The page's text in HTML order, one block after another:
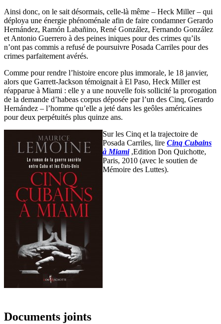
Ainsi donc, on le sait désormais, celle-là même – Heck Miller – qui
déploya une énergie phénoménale afin de faire condamner Gerardo
Hernández, Ramón Labañino, René González, Fernando González
et Antonio Guerrero à des peines iniques pour des crimes qu’ils
n’ont pas commis a refusé de poursuivre Posada Carriles pour des
crimes parfaitement avérés.
Comme pour rendre l’histoire encore plus immorale, le 18 janvier,
alors que Garrett-Jackson témoignait à El Paso, Heck Miller est
réapparue à Miami : elle y a une nouvelle fois sollicité la prorogation
de la demande d’habeas corpus déposée par l’un des Cinq, Gerardo
Hernández – l’homme qu’elle a jeté dans les geôles américaines
pour deux perpétuités plus quinze ans.
Sur les Cinq et la trajectoire de
Posada Carriles, lire Cinq Cubains
à Miami,Edition Don Quichotte,
Paris, 2010 (avec le soutien de
Mémoire des Luttes).
Documents joints